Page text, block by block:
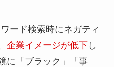
ード検索時にネガティ
企業イメージが低下し
に「ブラック」「事